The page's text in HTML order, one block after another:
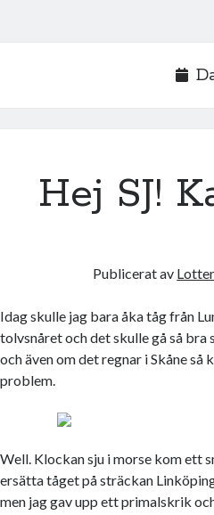
Hej SJ!
Publicerat av
Idag skulle jag bara åka tåg från
tolvsnåret och det skulle gå så bra
och även om det regnar i Skåne
problem.
Well. Klockan sju i morse kom ett
ersätta tåget på sträckan
men jag gav upp ett primalskrik